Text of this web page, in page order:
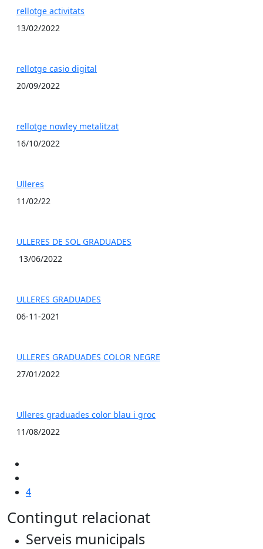
rellotge activitats
13/02/2022
rellotge casio digital
20/09/2022
rellotge nowley metalitzat
16/10/2022
Ulleres
11/02/22
ULLERES DE SOL GRADUADES
13/06/2022
ULLERES GRADUADES
06-11-2021
ULLERES GRADUADES COLOR NEGRE
27/01/2022
Ulleres graduades color blau i groc
11/08/2022
4
Contingut relacionat
Serveis municipals